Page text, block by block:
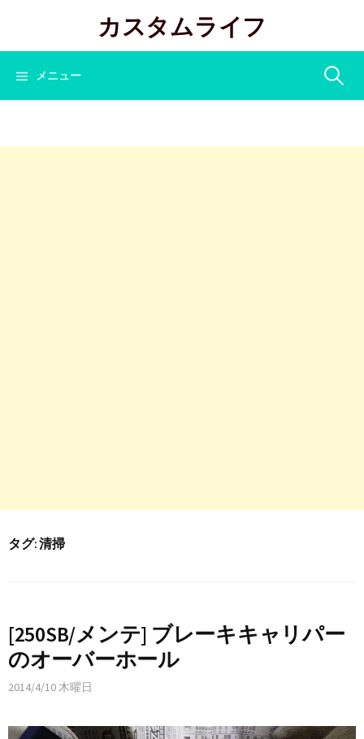
テ
キ
カスタムライフ
メニュー 検
タグ:清掃
[250SB/メンテ] ブレーキキャリパー
のオーバーホール
2014/4/10 木曜日